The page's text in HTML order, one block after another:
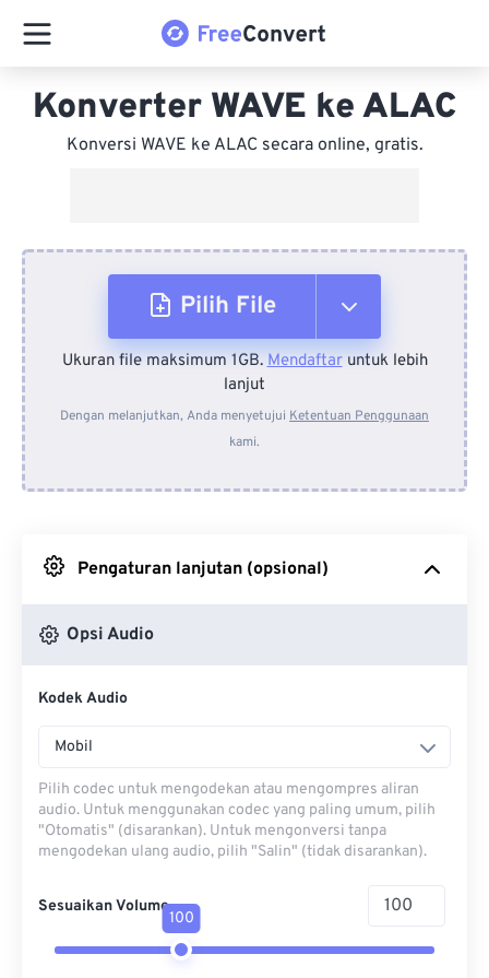
Konverter WAVE ke ALAC
Konversi WAVE ke ALAC secara online, gratis.
Pilih File
Dari Perangkat
Dari Dropbox
Ukuran file maksimum 1GB.Mendaftaruntuk lebih
lanjut
Dengan melanjutkan, Anda menyetujui Ketentuan Penggunaan
kami.
Pengaturan lanjutan (opsional)
Opsi Audio
Kodek Audio
Mobil
Pilih codec untuk mengodekan atau mengompres aliran
audio. Untuk menggunakan codec yang paling umum, pilih
"Otomatis" (disarankan). Untuk mengonversi tanpa
mengodekan ulang audio, pilih "Salin" (tidak disarankan).
Sesuaikan Volume
100